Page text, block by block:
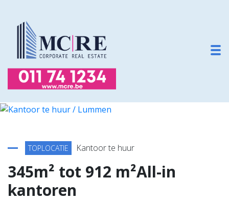
Terug naar overzicht
TOPLOCATIE Kantoor te huur
345m² tot 912 m²All-in
kantoren